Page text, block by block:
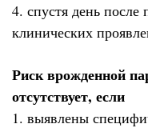
4. спустя день
клинических
Риск врожденной
отсутствует, если
1. выявлены